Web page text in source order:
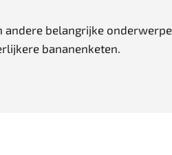
belangrijke
bananenketen.